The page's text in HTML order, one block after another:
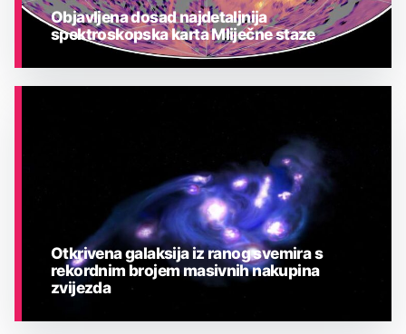
Objavljena dosad najdetaljnija
spektroskopska karta Mliječne staze
Otkrivena galaksija iz ranog svemira s
rekordnim brojem masivnih nakupina
zvijezda